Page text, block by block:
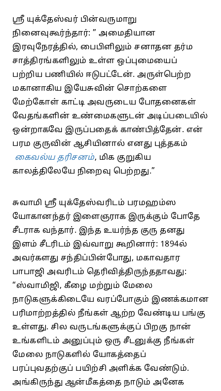
ஸ்ரீ யுக்தேஸ்வர் பின்வருமாறு
நினைவுகூர்ந்தார்: ” அமைதியான
இரவுநேரத்தில், பைபிளிலும் சனாதன தர்ம
சாத்திரங்களிலும் உள்ள ஒப்புமையைப்
பற்றிய பணியில் ஈடுபட்டேன். அருள்பெற்ற
மகானாகிய இயேசுவின் சொற்களை
மேற்கோள் காட்டி அவருடைய போதனைகள்
வேதங்களின் உண்மைகளுடன் அடிப்படையில்
ஒன்றாகவே இருப்பதைக் காண்பித்தேன். என்
பரம குருவின் ஆசியினால் எனது புத்தகம்
கைவல்ய தரிசனம், மிக குறுகிய
காலத்திலேயே நிறைவு பெற்றது.”
சுவாமி ஸ்ரீ யுக்தேஸ்வரிடம் பரமஹம்ஸ
யோகானந்தர் இளைஞராக இருக்கும் போதே
சீடராக வந்தார். இந்த உயர்ந்த குரு தனது
இளம் சீடரிடம் இவ்வாறு கூறினார்: 1894ல்
அவர்களது சந்திப்பின்போது, மகாவதார
பாபாஜி அவரிடம் தெரிவித்திருந்ததாவது:
“ஸ்வாமிஜி, கீழை மற்றும் மேலை
நாடுகளுக்கிடையே வரப்போகும் இணக்கமான
பரிமாற்றத்தில் நீங்கள் ஆற்ற வேண்டிய பங்கு
உள்ளது. சில வருடங்களுக்குப் பிறகு நான்
உங்களிடம் அனுப்பும் ஒரு சீடனுக்கு நீங்கள்
மேலை நாடுகளில் யோகத்தைப்
பரப்புவதற்குப் பயிற்சி அளிக்க வேண்டும்.
அங்கிருந்து ஆன்மீகத்தை நாடும் அனேக